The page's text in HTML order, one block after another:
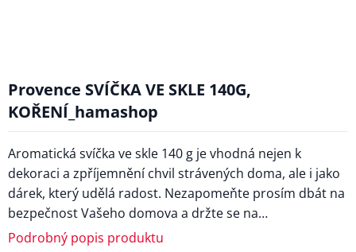
Provence SVÍČKA VE SKLE 140G,
KOŘENÍ_hamashop
Aromatická svíčka ve skle 140 g je vhodná nejen k
dekoraci a zpříjemnění chvil strávených doma, ale i jako
dárek, který udělá radost. Nezapomeňte prosím dbát na
bezpečnost Vašeho domova a držte se na…
Podrobný popis produktu